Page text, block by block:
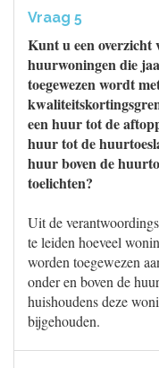
Vraag 5
Kunt u een overzicht
huurwoningen die
toegewezen wordt
een huur tot de
huur tot de
huur boven de
toelichten?
Uit de
te leiden hoeveel
worden toegewezen
onder en boven de
huishoudens deze
bijgehouden.